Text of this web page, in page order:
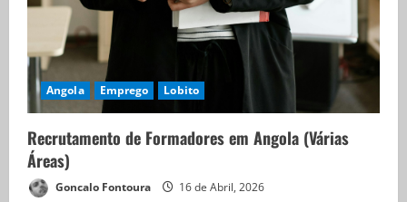
Angola Emprego Lobito
Recrutamento de Formadores em Angola (Várias
Áreas)
Goncalo Fontoura 16 de Abril, 2026